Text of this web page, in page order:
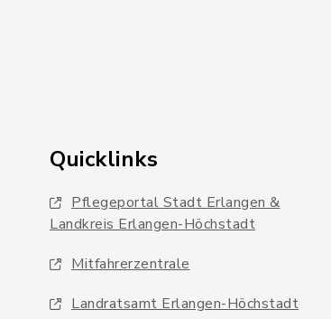
Quicklinks
Pflegeportal Stadt Erlangen &
Landkreis Erlangen-Höchstadt
Mitfahrerzentrale
Landratsamt Erlangen-Höchstadt